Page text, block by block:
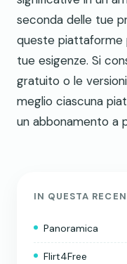
seconda delle tue
queste piattaforme
tue esigenze. Si
gratuito o le
meglio ciascuna
un abbonamento a
IN QUESTA
Panoramica
Flirt4Free